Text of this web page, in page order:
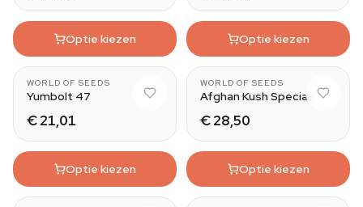
Optie kiezen Optie kiezen
WORLD OF SEEDS
Yumbolt 47
€ 21,01
Optie kiezen
WORLD OF SEEDS
Afghan Kush Special
€ 28,50
Optie kiezen